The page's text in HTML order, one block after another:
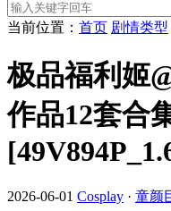
当前位置： 首页 剧情类型
极品福利姬
作品12套合
2026-06-01 Cosplay · 童颜